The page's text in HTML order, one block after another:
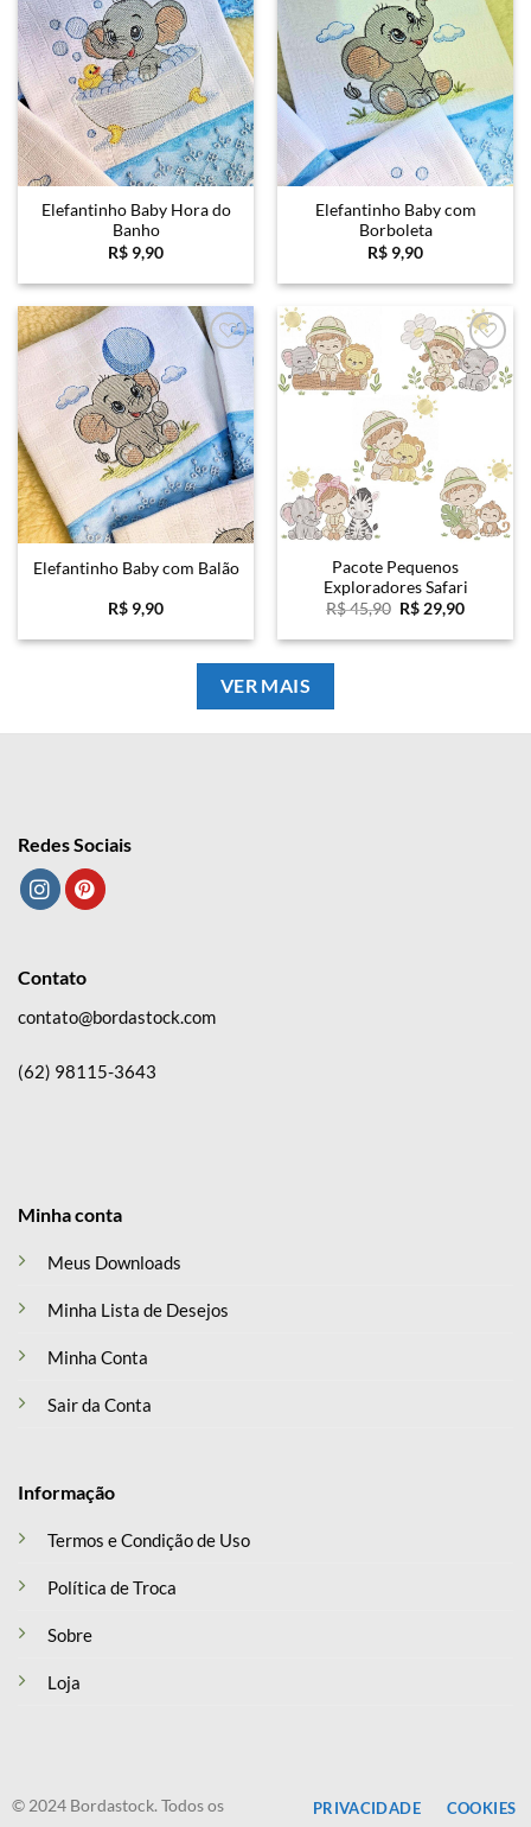
Favoritar
Elefantinho Baby Hora do
Banho
R$ 9,90
Favoritar
Elefantinho Baby com
Borboleta
R$ 9,90
Favoritar
Elefantinho Baby com Balão
R$ 9,90
Favoritar
Pacote Pequenos
Exploradores Safari
R$45,90 O
original
R$29,90O
atual
VER MAIS
Redes Sociais
Minha conta
Meus Downloads
Minha Lista de Desejos
Minha Conta
Sair da Conta
Informação
Termos e Condição de Uso
Política de Troca
Sobre
Loja
Contato
contato@bordastock.com
(62) 98115-3643
© 2024 Bordastock. Todos os
PRIVACIDADE COOKIES